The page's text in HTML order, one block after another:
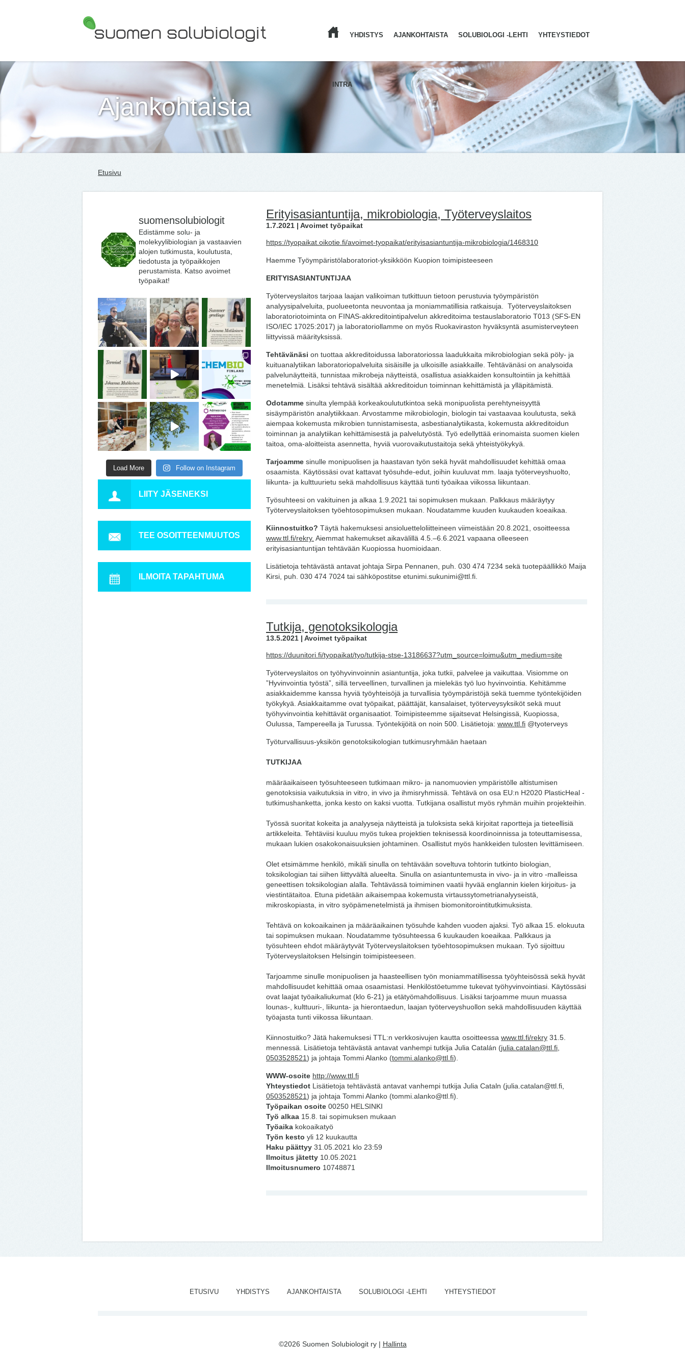
YHDISTYS AJANKOHTAISTA SOLUBIOLOGI -LEHTI YHTEYSTIEDOT
INTRA
Ajankohtaista
Etusivu
suomensolubiologit
Edistämme solu- ja
molekyylibiologian ja vastaavien
alojen tutkimusta, koulutusta,
tiedotusta ja työpaikkojen
perustamista. Katso avoimet
työpaikat!
Load More Follow on Instagram
LIITY JÄSENEKSI
TEE OSOITTEENMUUTOS
ILMOITA TAPAHTUMA
Erityisasiantuntija, mikrobiologia, Työterveyslaitos
1.7.2021 | Avoimet työpaikat
https://tyopaikat.oikotie.fi/avoimet-tyopaikat/erityisasiantuntija-mikrobiologia/1468310
Haemme Työympäristölaboratoriot-yksikköön Kuopion toimipisteeseen
ERITYISASIANTUNTIJAA
Työterveyslaitos tarjoaa laajan valikoiman tutkittuun tietoon perustuvia työympäristön
analyysipalveluita, puolueetonta neuvontaa ja moniammatillisia ratkaisuja. Työterveyslaitoksen
laboratoriotoiminta on FINAS-akkreditointipalvelun akkreditoima testauslaboratorio T013 (SFS-EN
ISO/IEC 17025:2017) ja laboratoriollamme on myös Ruokaviraston hyväksyntä asumisterveyteen
liittyvissä määrityksissä.
Tehtävänäsi on tuottaa akkreditoidussa laboratoriossa laadukkaita mikrobiologian sekä pöly- ja
kuituanalytiikan laboratoriopalveluita sisäisille ja ulkoisille asiakkaille. Tehtävänäsi on analysoida
palvelunäytteitä, tunnistaa mikrobeja näytteistä, osallistua asiakkaiden konsultointiin ja kehittää
menetelmiä. Lisäksi tehtävä sisältää akkreditoidun toiminnan kehittämistä ja ylläpitämistä.
Odotamme sinulta ylempää korkeakoulututkintoa sekä monipuolista perehtyneisyyttä
sisäympäristön analytiikkaan. Arvostamme mikrobiologin, biologin tai vastaavaa koulutusta, sekä
aiempaa kokemusta mikrobien tunnistamisesta, asbestianalytiikasta, kokemusta akkreditoidun
toiminnan ja analytiikan kehittämisestä ja palvelutyöstä. Työ edellyttää erinomaista suomen kielen
taitoa, oma-aloitteista asennetta, hyviä vuorovaikutustaitoja sekä yhteistyökykyä.
Tarjoamme sinulle monipuolisen ja haastavan työn sekä hyvät mahdollisuudet kehittää omaa
osaamista. Käytössäsi ovat kattavat työsuhde-edut, joihin kuuluvat mm. laaja työterveyshuolto,
liikunta- ja kulttuurietu sekä mahdollisuus käyttää tunti työaikaa viikossa liikuntaan.
Työsuhteesi on vakituinen ja alkaa 1.9.2021 tai sopimuksen mukaan. Palkkaus määräytyy
Työterveyslaitoksen työehtosopimuksen mukaan. Noudatamme kuuden kuukauden koeaikaa.
Kiinnostuitko? Täytä hakemuksesi ansioluetteloliitteineen viimeistään 20.8.2021, osoitteessa
www.ttl.fi/rekry. Aiemmat hakemukset aikavälillä 4.5.–6.6.2021 vapaana olleeseen
erityisasiantuntijan tehtävään Kuopiossa huomioidaan.
Lisätietoja tehtävästä antavat johtaja Sirpa Pennanen, puh. 030 474 7234 sekä tuotepäällikkö Maija
Kirsi, puh. 030 474 7024 tai sähköpostitse etunimi.sukunimi@ttl.fi.
Tutkija, genotoksikologia
13.5.2021 | Avoimet työpaikat
https://duunitori.fi/tyopaikat/tyo/tutkija-stse-13186637?utm_source=loimu&utm_medium=site
Työterveyslaitos on työhyvinvoinnin asiantuntija, joka tutkii, palvelee ja vaikuttaa. Visiomme on
”Hyvinvointia työstä”, sillä terveellinen, turvallinen ja mielekäs työ luo hyvinvointia. Kehitämme
asiakkaidemme kanssa hyviä työyhteisöjä ja turvallisia työympäristöjä sekä tuemme työntekijöiden
työkykyä. Asiakkaitamme ovat työpaikat, päättäjät, kansalaiset, työterveysyksiköt sekä muut
työhyvinvointia kehittävät organisaatiot. Toimipisteemme sijaitsevat Helsingissä, Kuopiossa,
Oulussa, Tampereella ja Turussa. Työntekijöitä on noin 500. Lisätietoja: www.ttl.fi @tyoterveys
Työturvallisuus-yksikön genotoksikologian tutkimusryhmään haetaan
TUTKIJAA
määräaikaiseen työsuhteeseen tutkimaan mikro- ja nanomuovien ympäristölle altistumisen
genotoksisia vaikutuksia in vitro, in vivo ja ihmisryhmissä. Tehtävä on osa EU:n H2020 PlasticHeal -
tutkimushanketta, jonka kesto on kaksi vuotta. Tutkijana osallistut myös ryhmän muihin projekteihin.
Työssä suoritat kokeita ja analyyseja näytteistä ja tuloksista sekä kirjoitat raportteja ja tieteellisiä
artikkeleita. Tehtäviisi kuuluu myös tukea projektien teknisessä koordinoinnissa ja toteuttamisessa,
mukaan lukien osakokonaisuuksien johtaminen. Osallistut myös hankkeiden tulosten levittämiseen.
Olet etsimämme henkilö, mikäli sinulla on tehtävään soveltuva tohtorin tutkinto biologian,
toksikologian tai siihen liittyvältä alueelta. Sinulla on asiantuntemusta in vivo- ja in vitro -malleissa
geneettisen toksikologian alalla. Tehtävässä toimiminen vaatii hyvää englannin kielen kirjoitus- ja
viestintätaitoa. Etuna pidetään aikaisempaa kokemusta virtaussytometrianalyyseistä,
mikroskopiasta, in vitro syöpämenetelmistä ja ihmisen biomonitorointitutkimuksista.
Tehtävä on kokoaikainen ja määräaikainen työsuhde kahden vuoden ajaksi. Työ alkaa 15. elokuuta
tai sopimuksen mukaan. Noudatamme työsuhteessa 6 kuukauden koeaikaa. Palkkaus ja
työsuhteen ehdot määräytyvät Työterveyslaitoksen työehtosopimuksen mukaan. Työ sijoittuu
Työterveyslaitoksen Helsingin toimipisteeseen.
Tarjoamme sinulle monipuolisen ja haasteellisen työn moniammatillisessa työyhteisössä sekä hyvät
mahdollisuudet kehittää omaa osaamistasi. Henkilöstöetumme tukevat työhyvinvointiasi. Käytössäsi
ovat laajat työaikaliukumat (klo 6-21) ja etätyömahdollisuus. Lisäksi tarjoamme muun muassa
lounas-, kulttuuri-, liikunta- ja hierontaedun, laajan työterveyshuollon sekä mahdollisuuden käyttää
työajasta tunti viikossa liikuntaan.
Kiinnostuitko? Jätä hakemuksesi TTL:n verkkosivujen kautta osoitteessa www.ttl.fi/rekry 31.5.
mennessä. Lisätietoja tehtävästä antavat vanhempi tutkija Julia Catalán (julia.catalan@ttl.fi
0503528521) ja johtaja Tommi Alanko (tommi.alanko@ttl.fi).
WWW-osoite http://www.ttl.fi
Yhteystiedot Lisätietoja tehtävästä antavat vanhempi tutkija Julia Cataln (julia.catalan@ttl.fi,
0503528521) ja johtaja Tommi Alanko (tommi.alanko@ttl.fi).
Työpaikan osoite 00250 HELSINKI
Työ alkaa 15.8. tai sopimuksen mukaan
Työaika kokoaikatyö
Työn kesto yli 12 kuukautta
Haku päättyy 31.05.2021 klo 23:59
Ilmoitus jätetty 10.05.2021
Ilmoitusnumero 10748871
ETUSIVU YHDISTYS AJANKOHTAISTA SOLUBIOLOGI -LEHTI YHTEYSTIEDOT
©2026 Suomen Solubiologit ry | Hallinta